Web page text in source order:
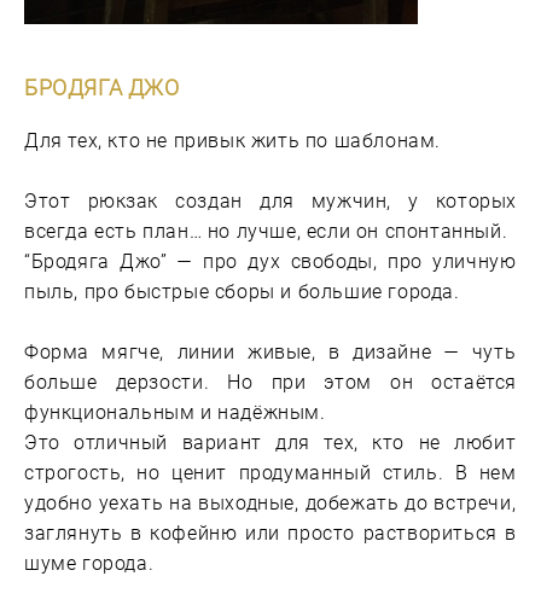
БРОДЯГА ДЖО
Для тех, кто не привык жить по шаблонам.
Этот рюкзак создан для мужчин, у которых
всегда есть план… но лучше, если он спонтанный.
“Бродяга Джо” — про дух свободы, про уличную
пыль, про быстрые сборы и большие города.
Форма мягче, линии живые, в дизайне — чуть
больше дерзости. Но при этом он остаётся
функциональным и надёжным.
Это отличный вариант для тех, кто не любит
строгость, но ценит продуманный стиль. В нем
удобно уехать на выходные, добежать до встречи,
заглянуть в кофейню или просто раствориться в
шуме города.